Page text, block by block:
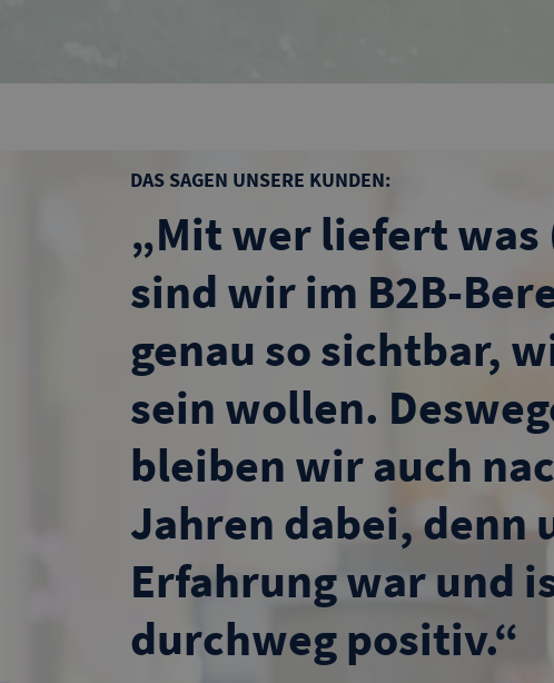
DAS SAGEN UNSERE KUNDEN:
„Mit wer liefert was
sind wir im B2B-
genau so sichtbar,
sein wollen.
bleiben wir auch
Jahren dabei, denn
Erfahrung war und
durchweg positiv.“